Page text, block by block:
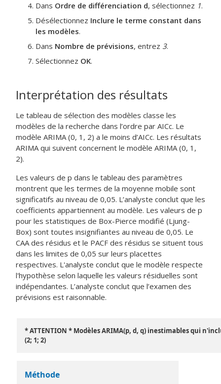
Dans Ordre de différenciation d, sélectionnez 1.
Désélectionnez Inclure le terme constant dans
les modèles.
Dans Nombre de prévisions, entrez 3.
Sélectionnez OK.
Interprétation des résultats
Le tableau de sélection des modèles classe les
modèles de la recherche dans l’ordre par AICc. Le
modèle ARIMA (0, 1, 2) a le moins d’AICc. Les résultats
ARIMA qui suivent concernent le modèle ARIMA (0, 1,
2).
Les valeurs de p dans le tableau des paramètres
montrent que les termes de la moyenne mobile sont
significatifs au niveau de 0,05. L’analyste conclut que les
coefficients appartiennent au modèle. Les valeurs de p
pour les statistiques de Box-Pierce modifié (Ljung-
Box) sont toutes insignifiantes au niveau de 0,05. Le
CAA des résidus et le PACF des résidus se situent tous
dans les limites de 0,05 sur leurs placettes
respectives. L'analyste conclut que le modèle respecte
l'hypothèse selon laquelle les valeurs résiduelles sont
indépendantes. L’analyste conclut que l’examen des
prévisions est raisonnable.
* ATTENTION * Modèles ARIMA(p, d, q) inestimables qui
(2; 1; 2)
Méthode